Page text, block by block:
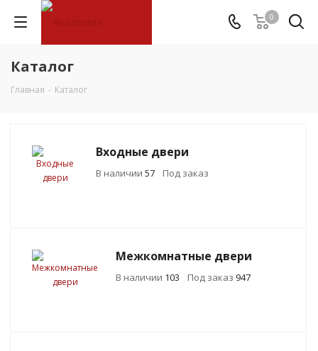
0
Каталог
Главная - Каталог
Входные двери
В наличии 57 Под заказ
Межкомнатные двери
В наличии 103 Под заказ 947